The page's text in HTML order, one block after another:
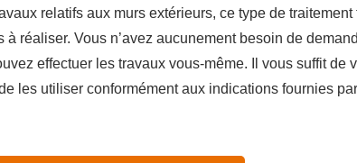
relatifs aux murs extérieurs, ce type de traitement
réaliser. Vous n’avez aucunement besoin de
effectuer les travaux vous-même. Il vous suffit de
les utiliser conformément aux indications fournies par